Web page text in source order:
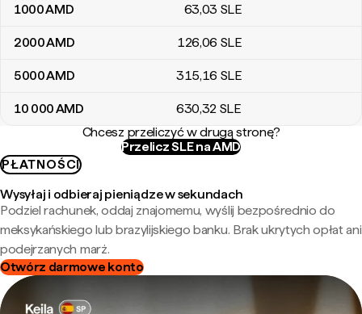
1000AMD 63,03 SLE
2000AMD 126,06 SLE
5000AMD 315,16 SLE
10 000AMD 630,32 SLE
Chcesz przeliczyć w drugą stronę?
Przelicz SLE na AMD
PŁATNOŚCI
Wysyłaj i odbieraj pieniądze w sekundach
Podziel rachunek, oddaj znajomemu, wyślij bezpośrednio do
meksykańskiego lub brazylijskiego banku. Brak ukrytych opłat ani
podejrzanych marż.
Otwórz darmowe konto